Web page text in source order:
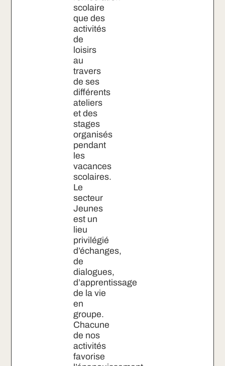
scolaire
que des
activités
de
loisirs
au
travers
de ses
différents
ateliers
et des
stages
organisés
pendant
les
vacances
scolaires.
Le
secteur
Jeunes
est un
lieu
privilégié
d’échanges,
de
dialogues,
d’apprentissage
de la vie
en
groupe.
Chacune
de nos
activités
favorise